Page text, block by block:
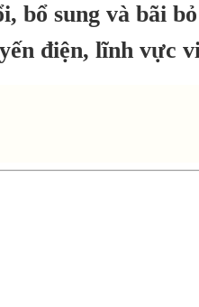
bổ sung và bãi
điện, lĩnh vực